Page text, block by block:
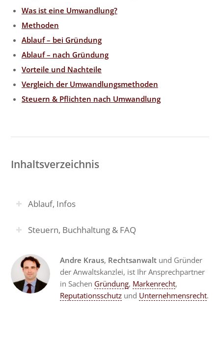
Was ist eine Umwandlung?
Methoden
Ablauf – bei Gründung
Ablauf – nach Gründung
Vorteile und Nachteile
Vergleich der Umwandlungsmethoden
Steuern & Pflichten nach Umwandlung
Inhaltsverzeichnis
Ablauf, Infos
Steuern, Buchhaltung & FAQ
Andre Kraus, Rechtsanwalt und Gründer
der Anwaltskanzlei, ist Ihr Ansprechpartner
in Sachen Gründung, Markenrecht,
Reputationsschutzund Unternehmensrecht.